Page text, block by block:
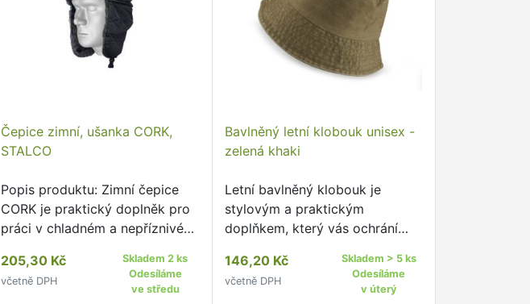
Čepice zimní, ušanka CORK,
STALCO
Popis produktu: Zimní čepice
CORK je praktický doplněk pro
práci v chladném a nepříznivém
205,30 Kč
včetně DPH
Skladem 2 ks
Odesíláme
ve středu
Bavlněný letní klobouk unisex -
zelená khaki
Letní bavlněný klobouk je
stylovým a praktickým
doplňkem, který vás ochrání
146,20 Kč
včetně DPH
Skladem > 5 ks
Odesíláme
v úterý